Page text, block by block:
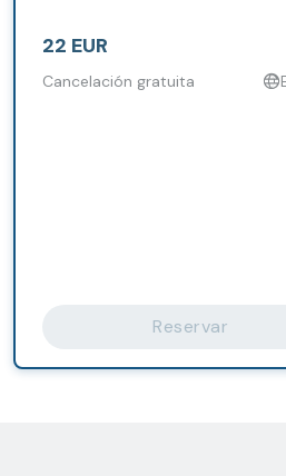
22 EUR
Cancelación gratuita
Reservar